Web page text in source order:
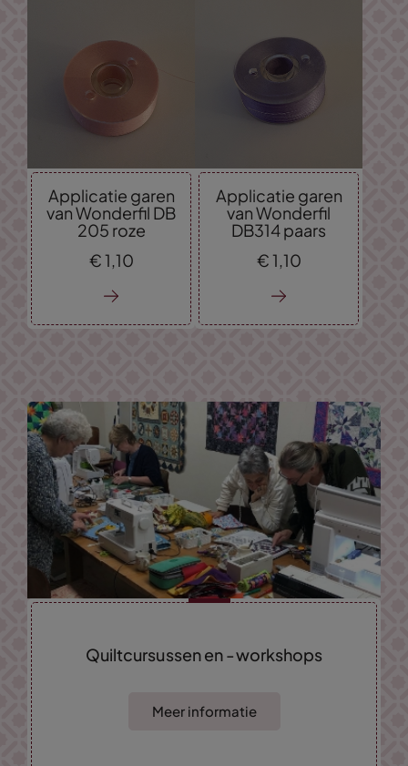
Applicatie garen
van Wonderfil DB
205 roze
€1,10
Applicatie garen
van Wonderfil
DB314 paars
€1,10
Quiltcursussen en -workshops
Meer informatie